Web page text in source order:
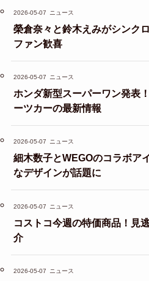
2026-05-07 ニュース
榮倉奈々と鈴木えみがシンク
ファン歓喜
2026-05-07 ニュース
ホンダ新型スーパーワン発表
ーツカーの最新情報
2026-05-07 ニュース
細木数子とWEGOのコラボア
なデザインが話題に
2026-05-07 ニュース
コストコ今週の特価商品！見
介
2026-05-07 ニュース